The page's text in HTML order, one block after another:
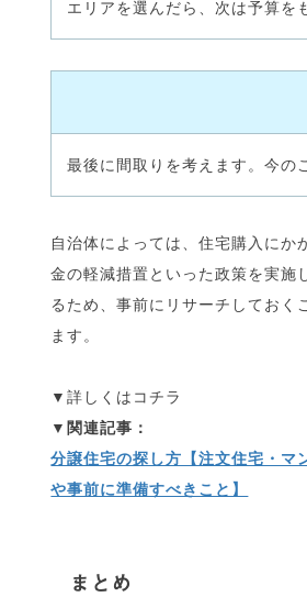
エリアを選んだら、次は予算を
最後に間取りを考えます。今の
自治体によっては、住宅購入にか
金の軽減措置といった政策を実施
るため、事前にリサーチしておく
ます。
▼詳しくはコチラ
分譲住宅の探し方【注文住宅・マ
や事前に準備すべきこと】
まとめ